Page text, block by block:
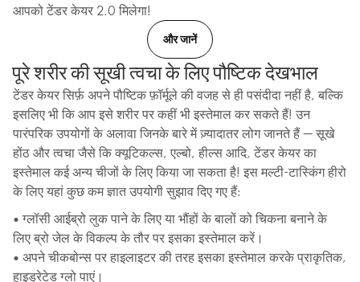
आपको टेंडर केयर 2.0 मिलेगा!
और जानें
पूरे शरीर की सूखी त्वचा के लिए पौष्टिक देखभाल
टेंडर केयर सिर्फ़ अपने पौष्टिक फ़ॉर्मूले की वजह से ही पसंदीदा नहीं है, बल्कि
इसलिए भी कि आप इसे शरीर पर कहीं भी इस्तेमाल कर सकते हैं! उन
पारंपरिक उपयोगों के अलावा जिनके बारे में ज़्यादातर लोग जानते हैं — सूखे
होंठ और त्वचा जैसे कि क्यूटिकल्स, एल्बो, हील्स आदि, टेंडर केयर का
इस्तेमाल कई अन्य चीजों के लिए किया जा सकता है! इस मल्टी-टास्किंग हीरो
के लिए यहां कुछ कम ज्ञात उपयोगी सुझाव दिए गए हैं:
• ग्लॉसी आईब्रो लुक पाने के लिए या भौंहों के बालों को चिकना बनाने के
लिए ब्रो जेल के विकल्प के तौर पर इसका इस्तेमाल करें।
• अपने चीकबोन्स पर हाइलाइटर की तरह इसका इस्तेमाल करके प्राकृतिक,
हाइड्रेटेड ग्लो पाएं।